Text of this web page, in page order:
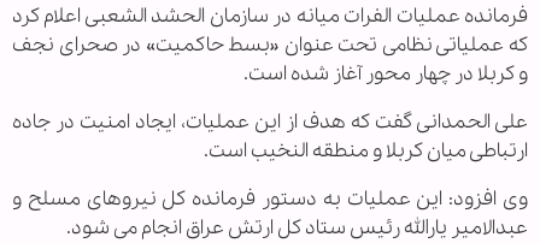
فرمانده عملیات الفرات میانه در سازمان الحشد الشعبی اعلام کرد
که عملیاتی نظامی تحت عنوان «بسط حاکمیت» در صحرای نجف
و کربلا در چهار محور آغاز شده است.
علی الحمدانی گفت که هدف از این عملیات، ایجاد امنیت در جاده
ارتباطی میان کربلا و منطقه النخیب است.
وی افزود: این عملیات به دستور فرمانده کل نیروهای مسلح و
عبدالامیر یارالله رئیس ستاد کل ارتش عراق انجام می شود.